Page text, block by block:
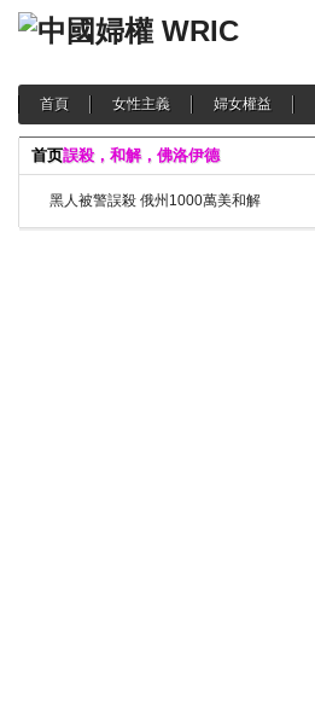
首頁 女性主義 婦女權益
首页誤殺，和解，佛洛伊德
黑人被警誤殺 俄州1000萬美和解